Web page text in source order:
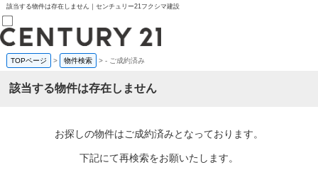
該当する物件は存在しません｜センチュリー21フクシマ建設
売買部
0120-800-844
賃貸部
会員メニュー
TOPページ > 物件検索 >- ご成約済み
該当する物件は存在しません
お探しの物件はご成約済みとなっております。
下記にて再検索をお願いたします。